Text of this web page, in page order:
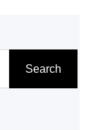
Search